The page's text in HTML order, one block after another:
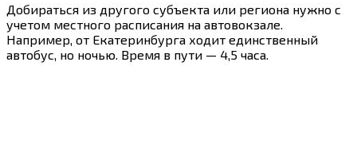
Добираться из другого субъекта или региона нужно с
учетом местного расписания на автовокзале.
Например, от Екатеринбурга ходит единственный
автобус, но ночью. Время в пути — 4,5 часа.